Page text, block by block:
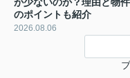
のポイントも紹介
2026.08.06